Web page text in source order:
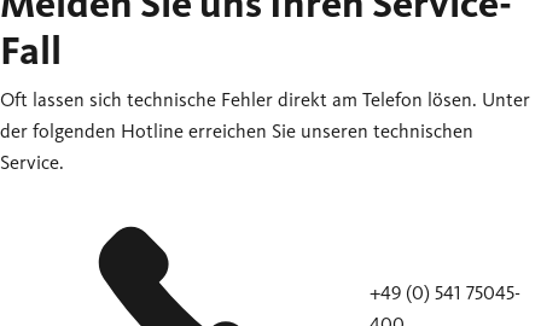
Fall
Oft lassen sich technische Fehler direkt am Telefon lösen. Unter
der folgenden Hotline erreichen Sie unseren technischen
Service.
+49 (0) 541 75045-